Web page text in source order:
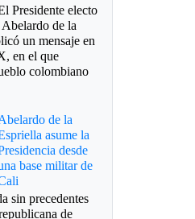
Presidente electo
de la
un mensaje en
en el que
colombiano
de la
asume la
desde
base militar de
sin precedentes
de